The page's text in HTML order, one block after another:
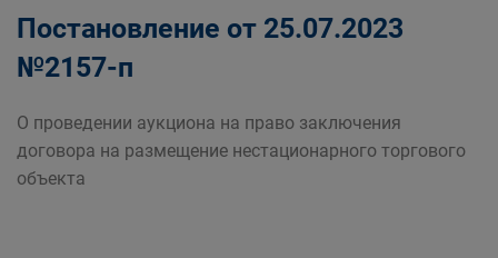
Постановление от 25.07.2023
№2157-п
О проведении аукциона на право заключения
договора на размещение нестационарного торгового
объекта